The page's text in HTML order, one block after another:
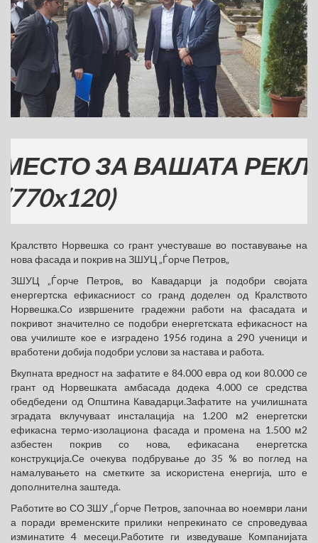
ЗА ВАШАТА РЕКЛАМА
Кралствто Норвешка со грант учестуваше во поставување на
нова фасада и покрив на ЗШУЦ „Ѓорче Петров„
ЗШУЦ „Ѓорче Петров„ во Кавадарци ја подобри својата
енергертска ефикасниост со гранд доделен од Кралството
Норвешка.Со извршените градежни работи на фасадата и
покривот значително се подобри енергетската ефикасност на
ова училиште кое е изградено 1956 година а 290 ученици и
вработени добија подобри услови за настава и работа.
Вкупната вредност на зафатите е 84.000 евра од кои 80.000 се
грант од Норвешката амбасада додека 4.000 се средства
обедбедени од Општина Кавадарци.Зафатите на училишната
зградата вклучуваат инсталација на 1.200 м2 енергетски
ефикасна термо-изолациона фасада и промена на 1.500 м2
азбестен покрив со нова, ефикасана енергетска
конструкција.Се очекува подбрување до 35 % во поглед на
намалувањето на сметките за искористена енергија, што е
дополнителна заштеда.
Работите во СО ЗШУ „Ѓорче Петров„ започнаа во ноември лани
а поради временските прилики непрекинато се спроведуваа
изминатите 4 месеци.Работите ги изведуваше Компанијата